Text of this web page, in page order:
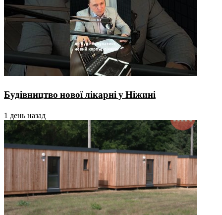
Будівництво нової лікарні у Ніжині
1 день назад